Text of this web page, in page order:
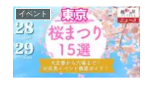
イベント